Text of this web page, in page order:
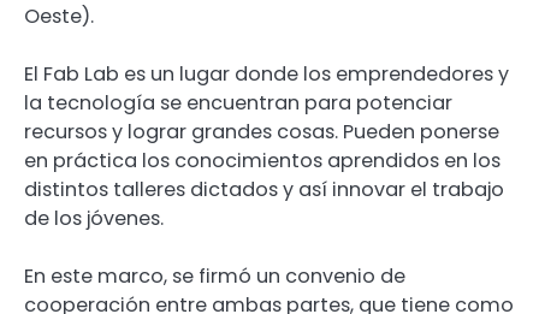
Oeste).
El Fab Lab es un lugar donde los emprendedores y
la tecnología se encuentran para potenciar
recursos y lograr grandes cosas. Pueden ponerse
en práctica los conocimientos aprendidos en los
distintos talleres dictados y así innovar el trabajo
de los jóvenes.
En este marco, se firmó un convenio de
cooperación entre ambas partes, que tiene como